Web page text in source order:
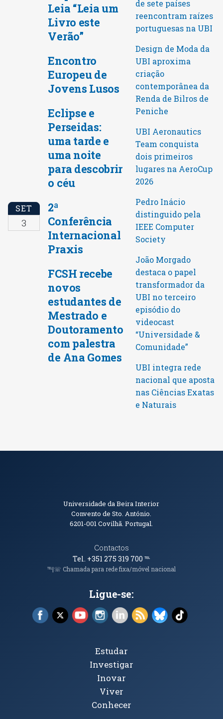
Leia “Leia um
Livro este
Verão”
Encontro
Europeu de
Jovens Lusos
Eclipse e
Perseidas:
uma tarde e
uma noite
para descobrir
o céu
SET
3
2ª
Conferência
Internacional
Praxis
FCSH recebe
novos
estudantes de
Mestrado e
Doutoramento
com palestra
de Ana Gomes
de sete países
reencontram raízes
portuguesas na UBI
Design de Moda da
UBI aproxima
criação
contemporânea da
Renda de Bilros de
Peniche
UBI Aeronautics
Team conquista
dois primeiros
lugares na AeroCup
2026
Pedro Inácio
distinguido pela
IEEE Computer
Society
João Morgado
destaca o papel
transformador da
UBI no terceiro
episódio do
videocast
“Universidade &
Comunidade”
UBI integra rede
nacional que aposta
nas Ciências Exatas
e Naturais
Informações de Contacto
Universidade da Beira Interior
Convento de Sto. António.
6201-001Covilhã. Portugal.
Contactos
Tel. +351 275 319 700℡
℡|☏ Chamada para rede fixa/móvel nacional
Ligue-se:
Facebook (abre em nova janela)
X (abre em nova janela)
YouTube (abre em nova janela)
Instagram (abre em nova janela)
LinkedIn (abre em nova
RSS (abre em nova
Bluesky (abre
TikTok
Tópicos Principais
Estudar
Investigar
Inovar
Viver
Conhecer